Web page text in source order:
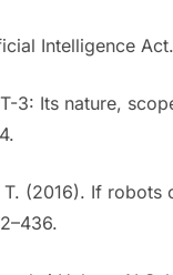
Intelligence Act.
3: Its nature,
(2016). If robots